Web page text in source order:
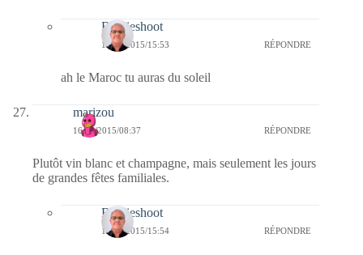
Bernieshoot
17/03/2015/15:53 RÉPONDRE
ah le Maroc tu auras du soleil
marizou
16/03/2015/08:37 RÉPONDRE
Plutôt vin blanc et champagne, mais seulement les jours
de grandes fêtes familiales.
Bernieshoot
17/03/2015/15:54 RÉPONDRE